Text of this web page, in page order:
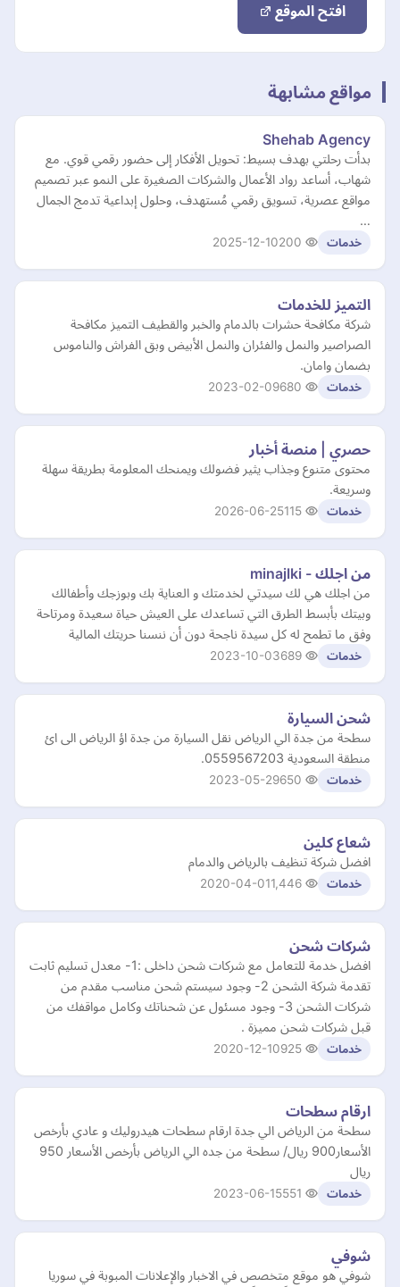
افتح الموقع
مواقع مشابهة
Shehab Agency
بدأت رحلتي بهدف بسيط: تحويل الأفكار إلى حضور رقمي قوي. مع
شهاب، أساعد رواد الأعمال والشركات الصغيرة على النمو عبر تصميم
مواقع عصرية، تسويق رقمي مُستهدف، وحلول إبداعية تدمج الجمال
…
خدمات 2025-12-10
التميز للخدمات
شركة مكافحة حشرات بالدمام والخبر والقطيف التميز مكافحة
الصراصير والنمل والفئران والنمل الأبيض وبق الفراش والناموس
بضمان وامان.
خدمات 2023-02-09
حصري | منصة أخبار
محتوى متنوع وجذاب يثير فضولك ويمنحك المعلومة بطريقة سهلة
وسريعة.
خدمات 2026-06-25
من اجلك - minajlki
من اجلك هي لك سيدتي لخدمتك و العناية بك وبوزجك وأطفالك
وبيتك بأبسط الطرق التي تساعدك على العيش حياة سعيدة ومرتاحة
وفق ما تطمح له كل سيدة ناجحة دون أن ننسنا حريتك المالية
خدمات 2023-10-03
شحن السيارة
سطحة من جدة الي الرياض نقل السيارة من جدة اؤ الرياض الى ائ
منطقة السعودية 0559567203.
خدمات 2023-05-29
شعاع كلين
افضل شركة تنظيف بالرياض والدمام
خدمات 2020-04-01
شركات شحن
افضل خدمة للتعامل مع شركات شحن داخلى :1- معدل تسليم ثابت
تقدمة شركة الشحن 2- وجود سيستم شحن مناسب مقدم من
شركات الشحن 3- وجود مسئول عن شحناتك وكامل مواقفك من
قبل شركات شحن مميزة .
خدمات 2020-12-10
ارقام سطحات
سطحة من الرياض الي جدة ارقام سطحات هيدروليك و عادي بأرخص
الأسعار900 ريال/ سطحة من جده الي الرياض بأرخص الأسعار 950
ريال
خدمات 2023-06-15
شوفي
شوفي هو موقع متخصص في الاخبار والإعلانات المبوبة في سوريا